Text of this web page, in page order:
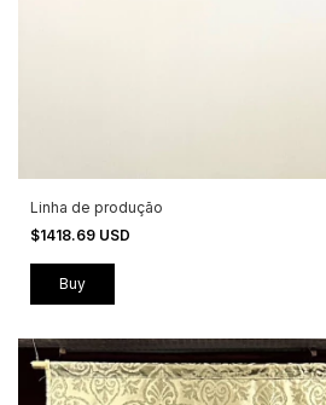
Linha de produção
$1418.69 USD